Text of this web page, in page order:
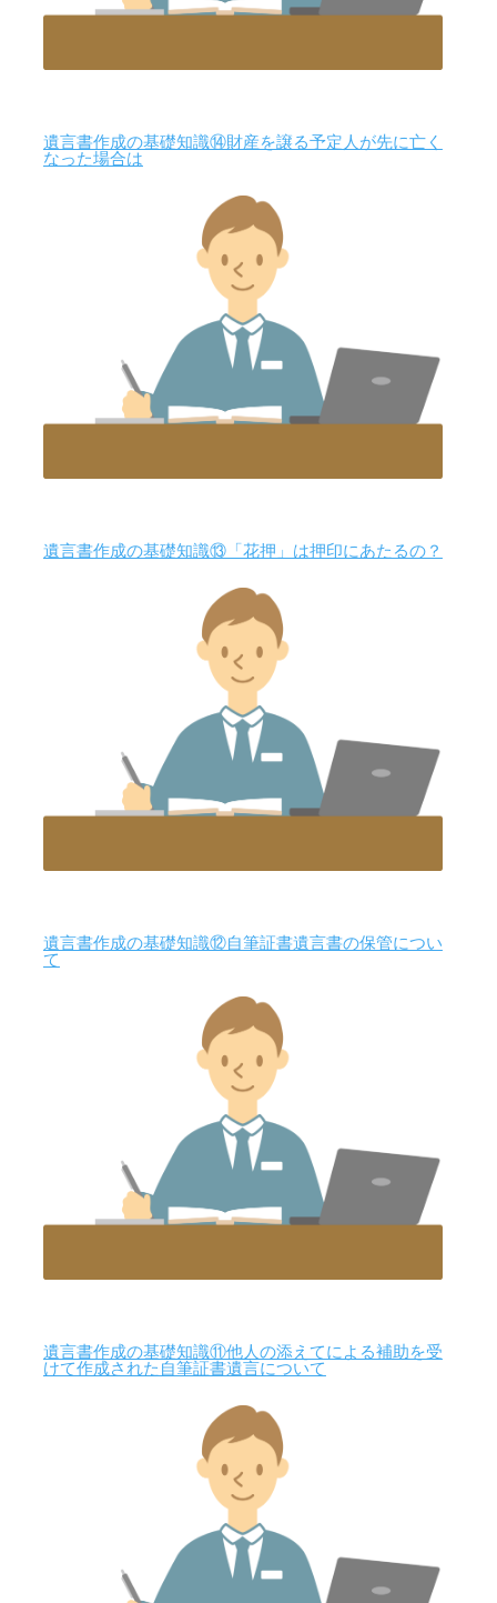
遺言書作成の基礎知識⑭財産を譲る予定人が先に亡く
なった場合は
遺言書作成の基礎知識⑬「花押」は押印にあたるの？
遺言書作成の基礎知識⑫自筆証書遺言書の保管につい
て
遺言書作成の基礎知識⑪他人の添えてによる補助を受
けて作成された自筆証書遺言について